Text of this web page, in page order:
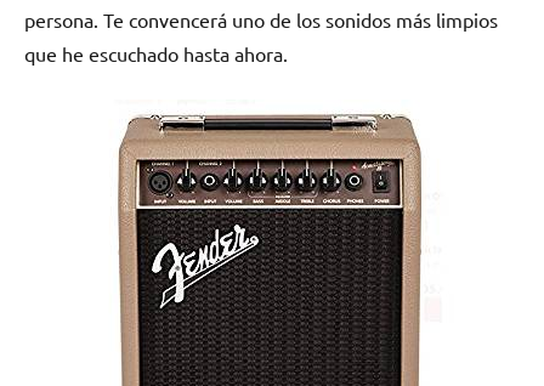
persona. Te convencerá uno de los sonidos más limpios
que he escuchado hasta ahora.